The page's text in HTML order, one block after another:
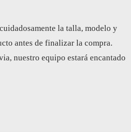
la talla, modelo y
antes de finalizar la compra.
nuestro equipo estará encantado